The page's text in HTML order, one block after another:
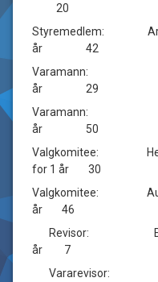
20
Styremedlem:
år 42
Varamann:
år 29
Varamann: Aud-
år 50
Valgkomitee:
for 1 år 30
Valgkomitee:
år 46
Revisor: Ester
år 7
Vararevisor: